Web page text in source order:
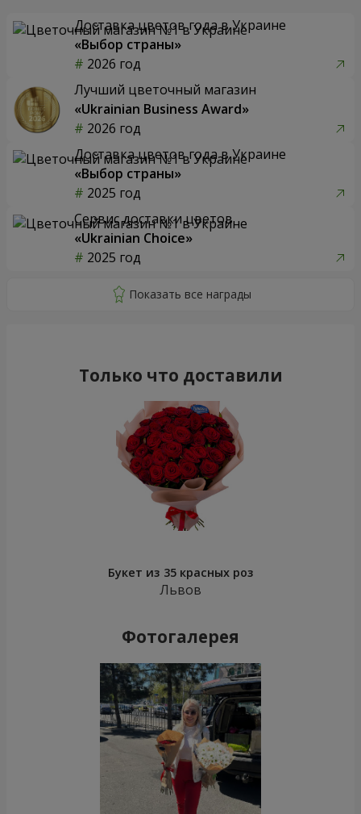
Доставка цветов года в Украине
«Выбор страны»
2026 год
Лучший цветочный магазин
«Ukrainian Business Award»
2026 год
Доставка цветов года в Украине
«Выбор страны»
2025 год
Сервис доставки цветов
«Ukrainian Choice»
2025 год
Только что доставили
Букет из 35 красных роз
Львов
Фотогалерея